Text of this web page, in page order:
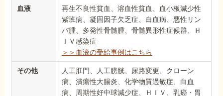
血液
再生不良性貧血、溶血性貧血、血小板減少性
紫班病、凝固因子欠乏症、白血病、悪性リン
パ腫、多発性骨髄腫、骨髄異形性症候群、Ｈ
ＩＶ感染症
＞＞血液の受給事例はこちら
その他
人工肛門、人工膀胱、尿路変更、クローン
病、潰瘍性大腸炎、化学物質過敏症、白血
病、周期性好中球減少症、ＨＩＶ、乳癌・胃